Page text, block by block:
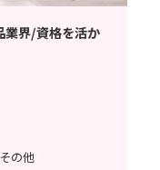
業界/資格を活か
の他